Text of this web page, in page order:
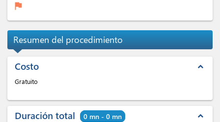
flag
Resumen del procedimiento
Costo expand_less
Gratuito
Duración total 0 mn - 0 mn expand_less